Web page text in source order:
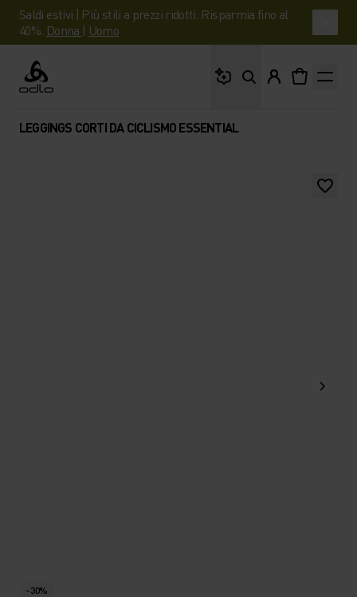
Saldi estivi | Più stili a prezzi ridotti. Risparmia fino al
40%. Donna | Uomo
Odlo
LEGGINGS CORTI DA CICLISMO ESSENTIAL
-30%